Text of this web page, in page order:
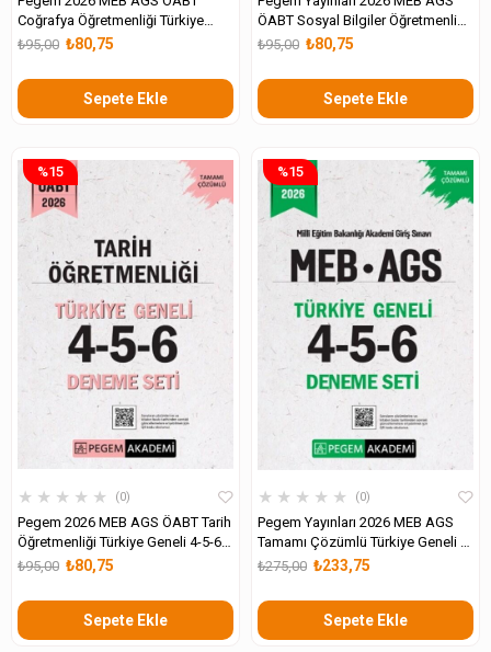
Coğrafya Öğretmenliği Türkiye
Geneli 4-5-6 Deneme Seti
₺80,75
₺95,00
Sepete Ekle
ÖABT Sosyal Bilgiler Öğretmenliği
Türkiye Geneli 4-5-6 Deneme Seti
₺80,75
₺95,00
Sepete Ekle
★ ★ ★ ★ ★ 0
Pegem 2026 MEB AGS ÖABT Tarih
Öğretmenliği Türkiye Geneli 4-5-6
Deneme Seti
₺80,75
₺95,00
Sepete Ekle
%15
★ ★ ★ ★ ★ 0
Pegem Yayınları 2026 MEB AGS
Tamamı Çözümlü Türkiye Geneli 4-
5-6 Deneme Seti
₺233,75
₺275,00
Sepete Ekle
%15